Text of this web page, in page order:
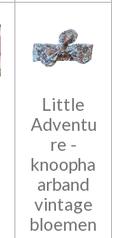
Little
Adventu
re -
knoopha
arband
vintage
bloemen